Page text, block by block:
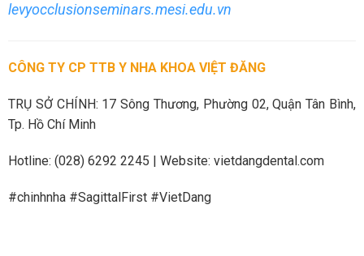
levyocclusionseminars.mesi.edu.vn
CÔNG TY CP TTB Y NHA KHOA VIỆT ĐĂNG
TRỤ SỞ CHÍNH: 17 Sông Thương, Phường 02, Quận Tân Bình,
Tp. Hồ Chí Minh
Hotline: (028) 6292 2245 | Website: vietdangdental.com
#chinhnha #SagittalFirst #VietDang